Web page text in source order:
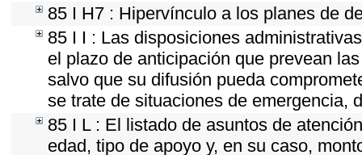
85 I H7 : Hipervínculo a los planes de
85 I I : Las disposiciones
el plazo de anticipación que prevean
salvo que su difusión pueda
se trate de situaciones de emergencia,
85 I L : El listado de asuntos de
edad, tipo de apoyo y, en su caso,